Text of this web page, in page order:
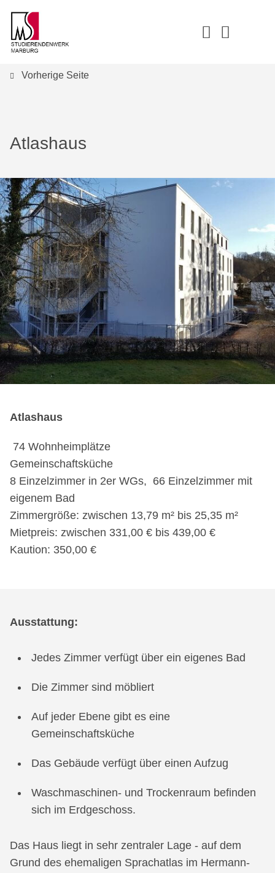
Vorherige Seite
Atlashaus
Atlashaus
74 Wohnheimplätze
Gemeinschaftsküche
8 Einzelzimmer in 2er WGs, 66 Einzelzimmer mit
eigenem Bad
Zimmergröße: zwischen 13,79 m² bis 25,35 m²
Mietpreis: zwischen 331,00 € bis 439,00 €
Kaution: 350,00 €
Ausstattung:
Jedes Zimmer verfügt über ein eigenes Bad
Die Zimmer sind möbliert
Auf jeder Ebene gibt es eine
Gemeinschaftsküche
Das Gebäude verfügt über einen Aufzug
Waschmaschinen- und Trockenraum befinden
sich im Erdgeschoss.
Das Haus liegt in sehr zentraler Lage - auf dem
Grund des ehemaligen Sprachatlas im Hermann-